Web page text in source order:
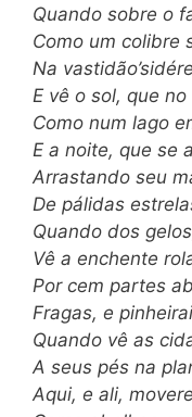
Quando sobre o
Como um colibre
Na
E vê o sol, que
Como num lago
E a noite, que se
Arrastando seu
De pálidas
Quando dos
Vê a enchente
Por cem partes
Fragas, e
Quando vê as
A seus pés na
Aqui, e ali,